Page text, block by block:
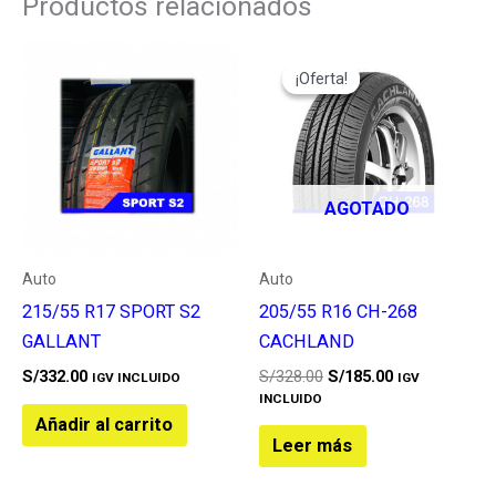
Auto
215/55 R17 SPORT S2
GALLANT
S/332.00 IGV INCLUIDO
Añadir al carrito
¡Oferta!
AGOTADO
¡Oferta!
Auto
205/55 R16 CH-268
CACHLAND
S/328.00
precio
original
era:
S/328.00.
S/185.00
actual
es:
S/185.00.
IGV
INCLUIDO
Leer más